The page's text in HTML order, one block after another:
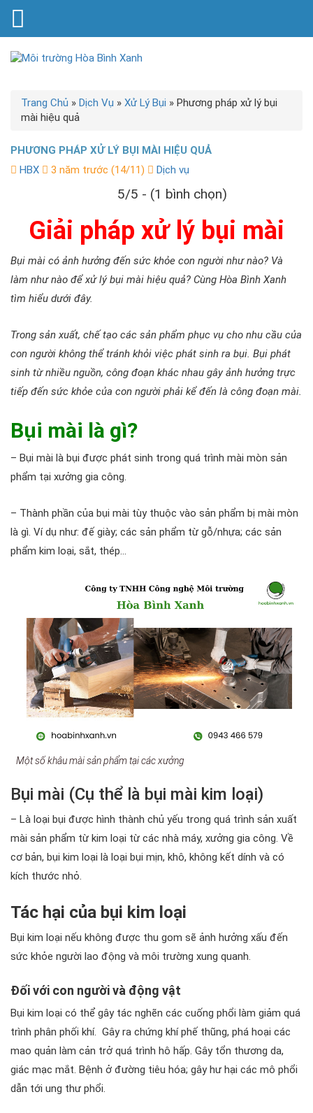
Trang Chủ » Dịch Vụ » Xử Lý Bụi » Phương pháp xử lý bụi
mài hiệu quả
PHƯƠNG PHÁP XỬ LÝ BỤI MÀI HIỆU QUẢ
HBX
3 năm trước (14/11) Dịch vụ
5/5 - (1 bình chọn)
Giải pháp xử lý bụi mài
Bụi mài có ảnh hưởng đến sức khỏe con người như nào? Và
làm như nào để xử lý bụi mài hiệu quả? Cùng Hòa Bình Xanh
tìm hiểu dưới đây.
Trong sản xuất, chế tạo các sản phẩm phục vụ cho nhu cầu của
con người không thể tránh khỏi việc phát sinh ra bụi. Bụi phát
sinh từ nhiều nguồn, công đoạn khác nhau gây ảnh hưởng trực
tiếp đến sức khỏe của con người phải kể đến là công đoạn mài.
Bụi mài là gì?
– Bụi mài là bụi được phát sinh trong quá trình mài mòn sản
phẩm tại xưởng gia công.
– Thành phần của bụi mài tùy thuộc vào sản phẩm bị mài mòn
là gì. Ví dụ như: đế giày; các sản phẩm từ gỗ/nhựa; các sản
phẩm kim loại, sắt, thép…
Một số khâu mài sản phẩm tại các xưởng
Bụi mài (Cụ thể là bụi mài kim loại)
– Là loại bụi được hình thành chủ yếu trong quá trình sản xuất
mài sản phẩm từ kim loại từ các nhà máy, xưởng gia công. Về
cơ bản, bụi kim loại là loại bụi mịn, khô, không kết dính và có
kích thước nhỏ.
Tác hại của bụi kim loại
Bụi kim loại nếu không được thu gom sẽ ảnh hưởng xấu đến
sức khỏe người lao động và môi trường xung quanh.
Đối với con người và động vật
Bụi kim loại có thể gây tác nghẽn các cuống phổi làm giảm quá
trình phân phối khí. Gây ra chứng khí phế thũng, phá hoại các
mao quản làm cản trở quá trình hô hấp. Gây tổn thương da,
giác mạc mắt. Bệnh ở đường tiêu hóa; gây hư hại các mô phổi
dẫn tới ung thư phổi.